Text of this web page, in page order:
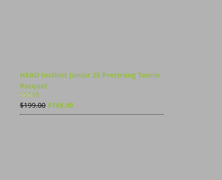
HEAD Instinct Junior 25 Prestrung Tennis
Racquet
Bewert
$199.00 Ursprünglicher
$148.00Aktueller